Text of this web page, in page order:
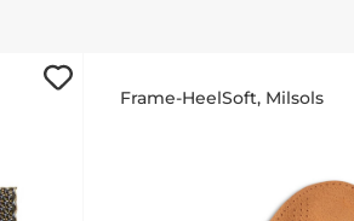
Frame-HeelSoft, Milsols